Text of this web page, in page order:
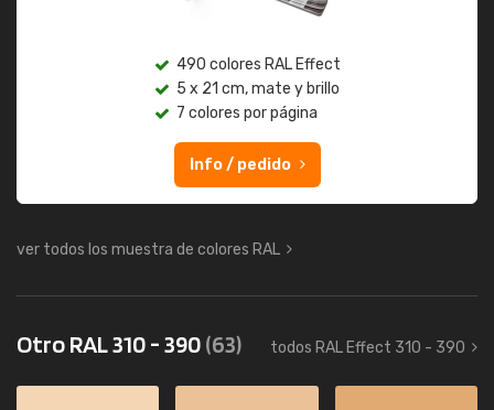
490 colores RAL Effect
5 x 21 cm, mate y brillo
7 colores por página
Info / pedido
ver todos los muestra de colores RAL
Otro RAL 310 - 390(63) todos RAL Effect 310 - 390